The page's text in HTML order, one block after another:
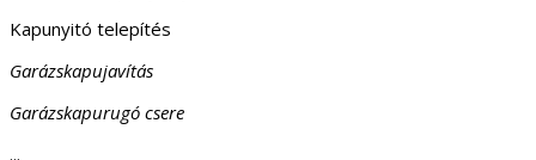
Kapunyitó telepítés
Garázskapujavítás
Garázskapurugó csere
...